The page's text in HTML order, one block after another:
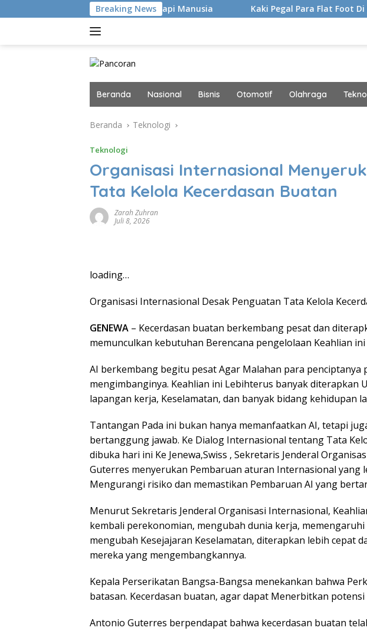
ke
Breaking News
Hacker Canggih, tapi Manusia Kaki Pegal Para Flat Foot Di Latihan
Beranda Nasional Bisnis Otomotif Olahraga
Beranda Teknologi
Teknologi
Organisasi Internasional
Tata Kelola Kecerdasan Buatan
Zarah Zuhran
Juli 8, 2026
loading…
Organisasi Internasional Desak Penguatan Tata Kelola
GENEWA – Kecerdasan buatan berkembang pesat dan
memunculkan kebutuhan Berencana pengelolaan Keahlian
AI berkembang begitu pesat Agar Malahan para penciptanya
mengimbanginya. Keahlian ini Lebihterus banyak diterapkan
lapangan kerja, Keselamatan, dan banyak bidang kehidupan
Tantangan Pada ini bukan hanya memanfaatkan AI, tetapi
bertanggung jawab. Ke Dialog Internasional tentang Tata
dibuka hari ini Ke Jenewa,Swiss , Sekretaris Jenderal
Guterres menyerukan Pembaruan aturan Internasional yang
Mengurangi risiko dan memastikan Pembaruan AI yang
Menurut Sekretaris Jenderal Organisasi Internasional,
kembali perekonomian, mengubah dunia kerja,
mengubah Kesejajaran Keselamatan, diterapkan lebih cepat
mereka yang mengembangkannya.
Kepala Perserikatan Bangsa-Bangsa menekankan bahwa
batasan. Kecerdasan buatan, agar dapat Menerbitkan
Antonio Guterres berpendapat bahwa kecerdasan buatan